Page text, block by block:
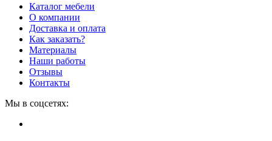
Каталог мебели
О компании
Доставка и оплата
Как заказать?
Материалы
Наши работы
Отзывы
Контакты
Мы в соцсетях: